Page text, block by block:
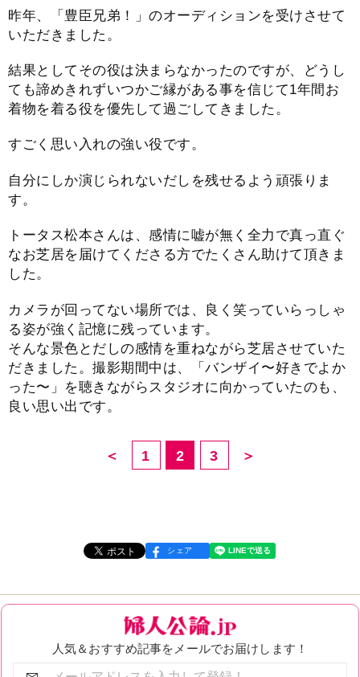
昨年、「豊臣兄弟！」のオーディションを受けさせて
いただきました。
結果としてその役は決まらなかったのですが、どうし
ても諦めきれずいつかご縁がある事を信じて1年間お
着物を着る役を優先して過ごしてきました。
すごく思い入れの強い役です。
自分にしか演じられないだしを残せるよう頑張りま
す。
トータス松本さんは、感情に嘘が無く全力で真っ直ぐ
なお芝居を届けてくださる方でたくさん助けて頂きま
した。
カメラが回ってない場所では、良く笑っていらっしゃ
る姿が強く記憶に残っています。
そんな景色とだしの感情を重ねながら芝居させていた
だきました。撮影期間中は、「バンザイ〜好きでよか
った〜」を聴きながらスタジオに向かっていたのも、
良い思い出です。
＜ 1 2 3 ＞
シェア